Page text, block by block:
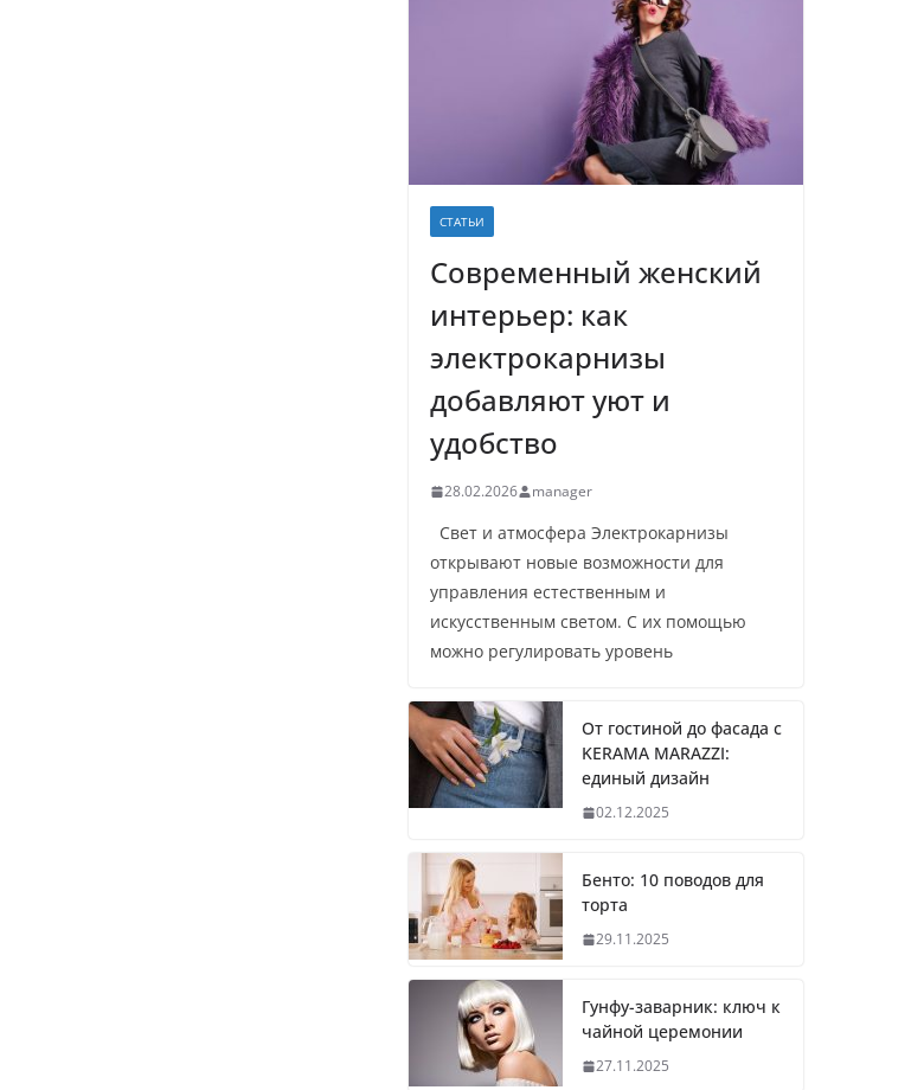
СТАТЬИ
Современный женский
интерьер: как
электрокарнизы
добавляют уют и
удобство
28.02.2026 manager
Свет и атмосфера Электрокарнизы
открывают новые возможности для
управления естественным и
искусственным светом. С их помощью
можно регулировать уровень
От гостиной до фасада с
KERAMA MARAZZI:
единый дизайн
02.12.2025
Бенто: 10 поводов для
торта
29.11.2025
Гунфу-заварник: ключ к
чайной церемонии
27.11.2025